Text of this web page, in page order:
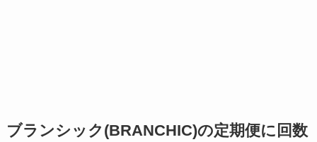
ブランシック(BRANCHIC)の定期便に回数